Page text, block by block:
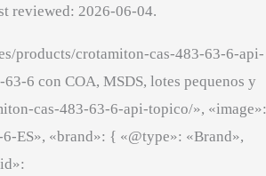
reviewed: 2026-06-04.
products/crotamiton-cas-483-63-6-api-
6 con COA, MSDS, lotes pequenos y
cas-483-63-6-api-topico/», «image»:
ES», «brand»: { «@type»: «Brand»,